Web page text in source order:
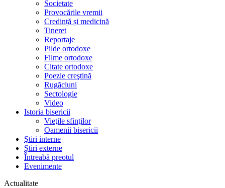
Societate
Provocările vremii
Credință și medicină
Tineret
Reportaje
Pilde ortodoxe
Filme ortodoxe
Citate ortodoxe
Poezie creştină
Rugăciuni
Sectologie
Video
Istoria bisericii
Vieţile sfinţilor
Oamenii bisericii
Ştiri interne
Știri externe
Întreabă preotul
Evenimente
Actualitate